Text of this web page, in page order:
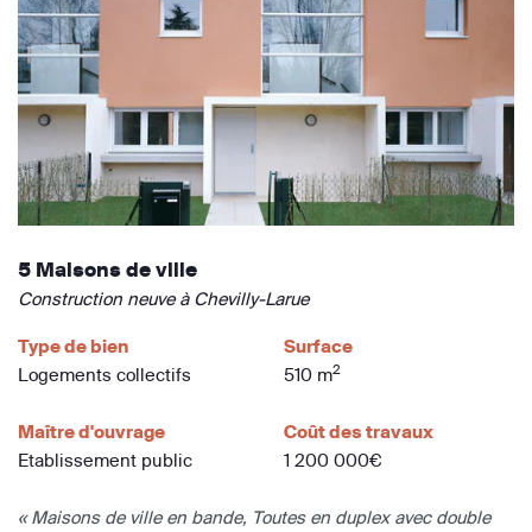
5 Maisons de ville
Construction neuve à Chevilly-Larue
Type de bien
Logements collectifs
Surface
510 m2
Maître d'ouvrage
Etablissement public
Coût des travaux
1 200 000€
« Maisons de ville en bande, Toutes en duplex avec double